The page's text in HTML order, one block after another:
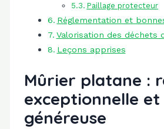
Paillage protecteur
Réglementation et
Valorisation des déchets
Leçons apprises
Mûrier platane :
exceptionnelle
généreuse